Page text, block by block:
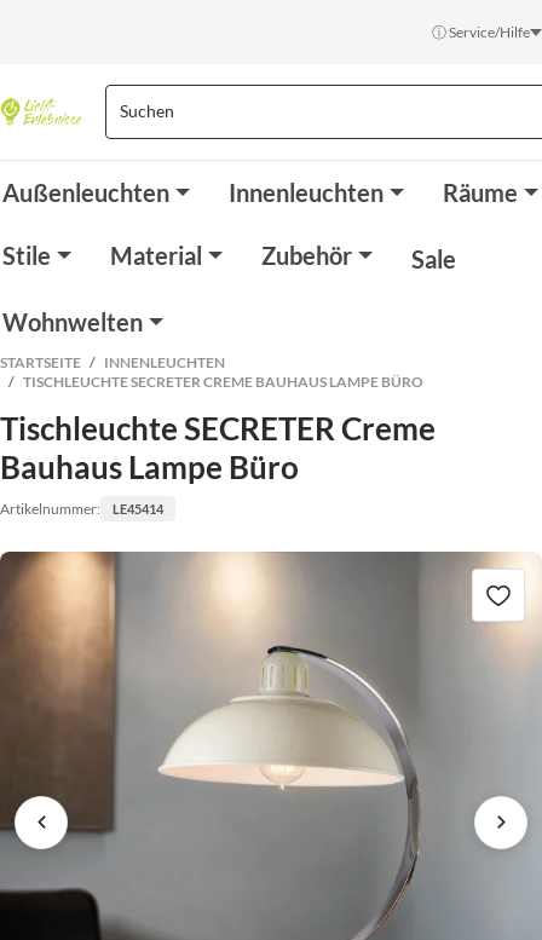
ⓘ Service/Hilfe
Außenleuchten Innenleuchten Räume
Stile Material Zubehör Sale
Wohnwelten
STARTSEITE
INNENLEUCHTEN
TISCHLEUCHTE SECRETER CREME BAUHAUS LAMPE BÜRO
Tischleuchte SECRETER Creme
Bauhaus Lampe Büro
Artikelnummer: LE45414